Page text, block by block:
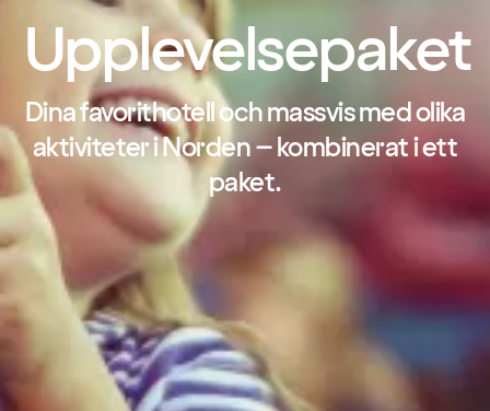
Upplevelsepaket
Dina favorithotell och massvis med olika
aktiviteter i Norden – kombinerat i ett
paket.